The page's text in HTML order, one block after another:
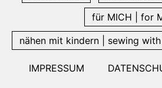
für MICH | for
nähen mit kindern | sewing
IMPRESSUM